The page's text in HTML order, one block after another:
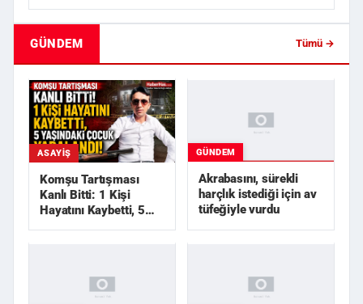
GÜNDEM Tümü →
ASAYIŞ
Komşu Tartışması
Kanlı Bitti: 1 Kişi
Hayatını Kaybetti, 5
GÜNDEM
Akrabasını, sürekli
harçlık istediği için av
tüfeğiyle vurdu